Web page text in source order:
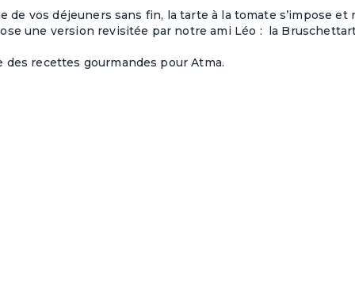
de vos déjeuners sans fin, la tarte à la tomate s’impose et
une version revisitée par notre ami Léo : la
recettes gourmandes pour Atma.